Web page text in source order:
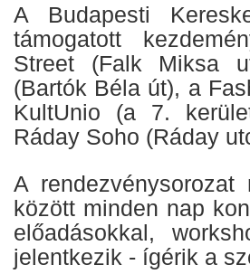
A Budapesti
támogatott
Street (Falk Miksa
(Bartók Béla út), a
KultUnio (a 7.
Ráday Soho (Ráday
A
között minden nap
előadásokkal,
jelentkezik - ígérik a